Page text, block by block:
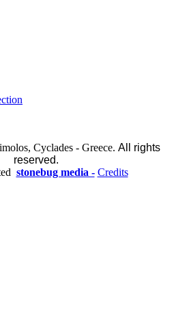
Cyclades - Greece. All rights
reserved.
stonebug media - Credits